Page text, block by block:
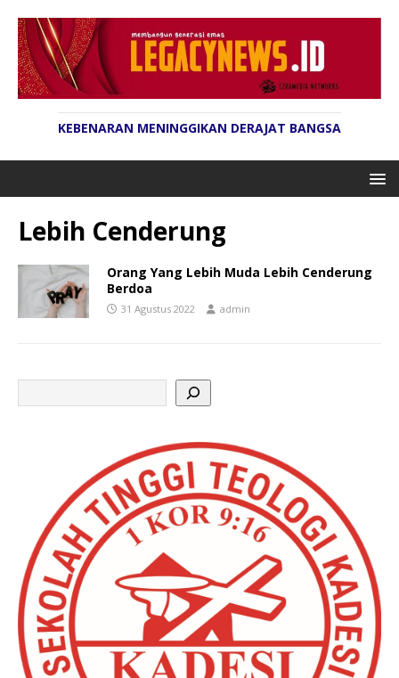
KEBENARAN MENINGGIKAN DERAJAT BANGSA
Lebih Cenderung
Orang Yang Lebih Muda Lebih Cenderung
Berdoa
31 Agustus 2022 admin